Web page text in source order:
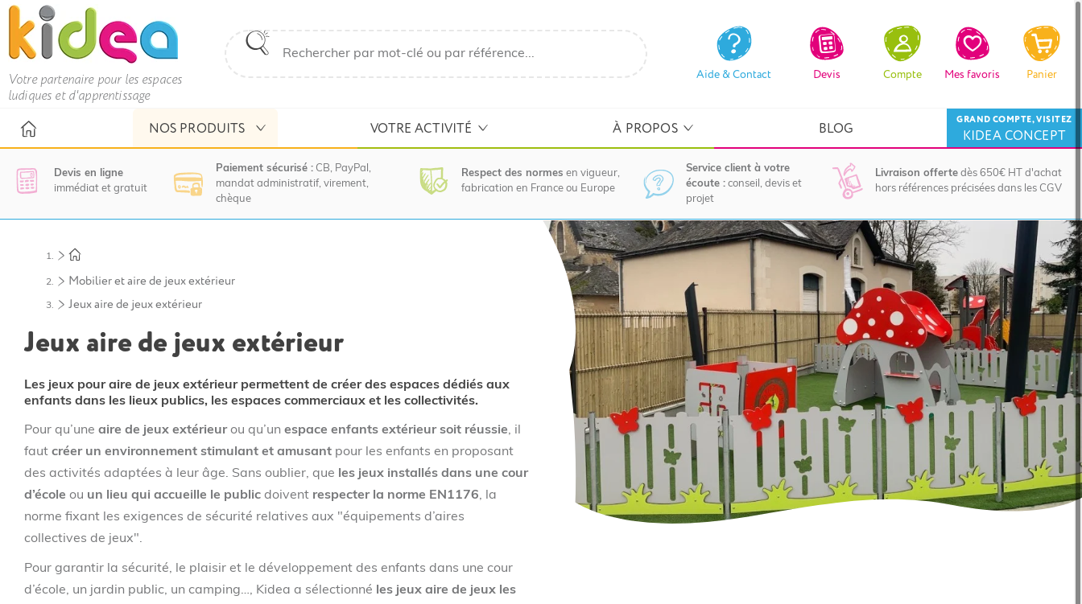
Votre partenaire pour les espaces
ludiques et d'apprentissage
Aide & Contact Devis Compte Mes favoris Panier
NOS PRODUITS VOTRE ACTIVITÉ À PROPOS BLOG KIDEA CONCEPT
GRAND COMPTE, VISITEZ
Devis en ligne
immédiat et gratuit
Paiement sécurisé : CB, PayPal,
mandat administratif, virement,
chèque
Respect des normes en vigueur,
fabrication en France ou Europe
Service client à votre
écoute : conseil, devis et
projet
Livraison offerte dès 650€ HT d'achat
hors références précisées dans les CGV
invitons
commercial
si
votre
projet
d’achat
bénéficie
d’une
remise
et
le
délai
livraison.
Mobilier et aire de jeux extérieur
Jeux aire de jeux extérieur
Jeux aire de jeux extérieur
Les jeux pour aire de jeux extérieur permettent de créer des espaces dédiés aux
enfants dans les lieux publics, les espaces commerciaux et les collectivités.
Pour qu’une aire de jeux extérieurou qu’un espace enfants extérieur soit réussie, il
faut créer un environnement stimulant et amusant pour les enfants en proposant
des activités adaptées à leur âge. Sans oublier, que les jeux installés dans une cour
d’école ou un lieu qui accueille le public doivent respecter la norme EN1176, la
norme fixant les exigences de sécurité relatives aux "équipements d’aires
collectives de jeux".
Pour garantir la sécurité, le plaisir et le développement des enfants dans une cour
d’école, un jardin public, un camping…, Kidea a sélectionné les jeux aire de jeux les